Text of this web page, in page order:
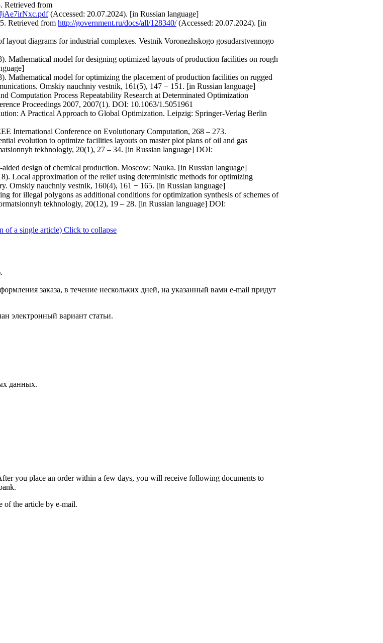
Retrieved from
(Accessed: 20.07.2024). [in Russian language]
Retrieved from http://government.ru/docs/all/128340/(Accessed: 20.07.2024). [in
diagrams for industrial complexes. Vestnik Voronezhskogo gosudarstvennogo
model for designing optimized layouts of production facilities on rough
model for optimizing the placement of production facilities on rugged
Omskiy nauchniy vestnik, 161(5), 147 − 151. [in Russian language]
Process Repeatability Research at Determinated Optimization
Proceedings 2007, 2007(1). DOI: 10.1063/1.5051961
A Practical Approach to Global Optimization. Leipzig: Springer-Verlag Berlin
International Conference on Evolutionary Computation, 268 – 273.
evolution to optimize facilities layouts on master plot plans of oil and gas
tekhnologiy, 20(1), 27 – 34. [in Russian language] DOI:
design of chemical production. Moscow: Nauka. [in Russian language]
Local approximation of the relief using deterministic methods for optimizing
Omskiy nauchniy vestnik, 160(4), 161 − 165. [in Russian language]
for illegal polygons as additional conditions for optimization synthesis of schemes of
tekhnologiy, 20(12), 19 – 28. [in Russian language] DOI:
of a single article) Click to collapse
заказа, в течение нескольких дней, на указанный вами e-mail придут
электронный вариант статьи.
данных.
you place an order within a few days, you will receive following documents to
of the article by e-mail.